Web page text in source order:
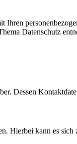
Datenschutz
Dessen
Hierbei kann es